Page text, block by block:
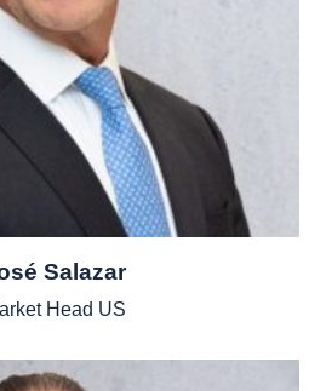
Salazar
Head US